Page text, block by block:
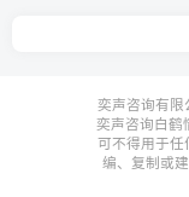
奕声咨询有限
奕声咨询白鹤
可不得用于任
编、复制或